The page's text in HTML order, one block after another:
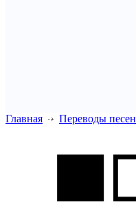
Главная Переводы песен